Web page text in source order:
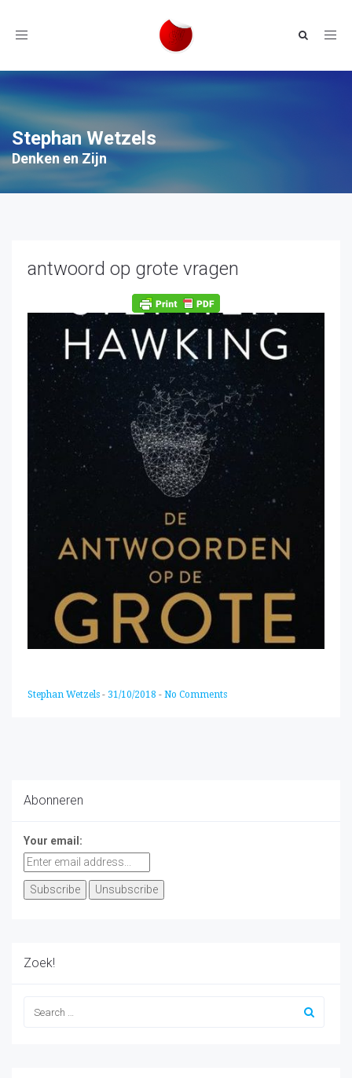
Toggle
Stephan Wetzels
Denken en Zijn
antwoord op grote vragen
Stephan Wetzels - 31/10/2018 - No Comments
Abonneren
Your email:
Zoek!